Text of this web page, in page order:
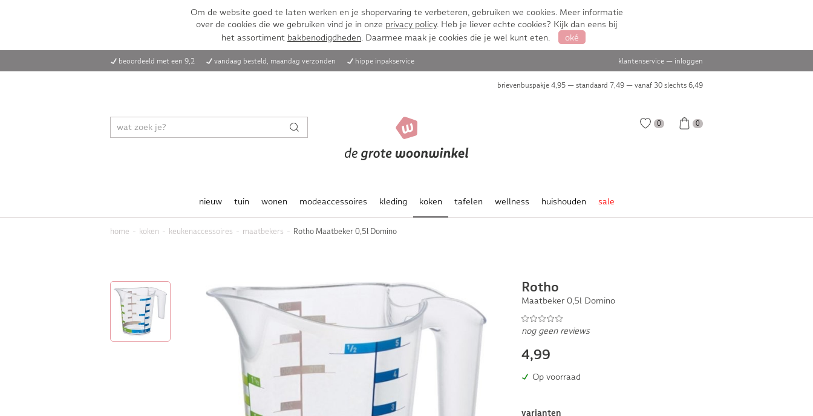
Om de website goed te laten werken en je shopervaring te verbeteren, gebruiken we cookies. Meer informatie
over de cookies die we gebruiken vind je in onze privacy policy. Heb je liever echte cookies? Kijk dan eens bij
het assortiment bakbenodigdheden. Daarmee maak je cookies die je wel kunt eten. oké
beoordeeld met een 9,2 vandaag besteld, maandag verzonden hippe inpakservice klantenservice — inloggen
brievenbuspakje 4,95 — standaard 7,49 — vanaf 30 slechts 6,49
0 0
nieuw tuin wonen modeaccessoires kleding koken tafelen wellness huishouden sale
home koken keukenaccessoires maatbekers Rotho Maatbeker 0,5l Domino
Rotho
Maatbeker 0,5l Domino
nog geen reviews
4,99
Op voorraad
varianten